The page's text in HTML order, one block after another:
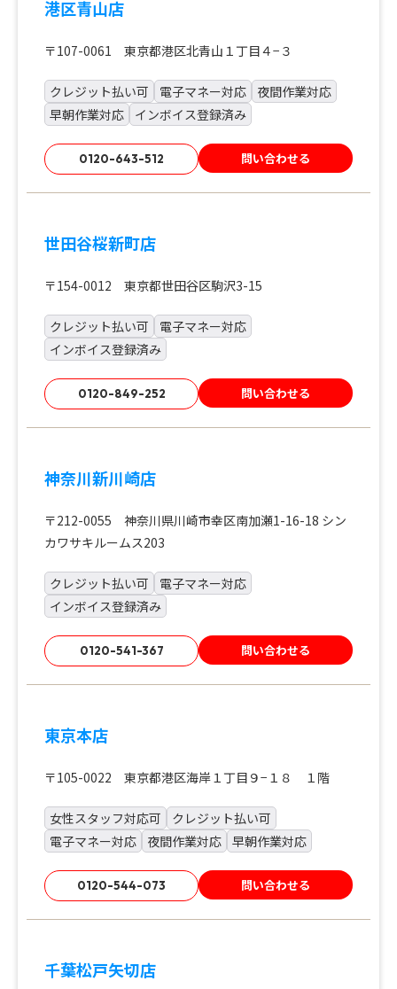
港区青山店
〒107-0061 東京都港区北青山１丁目４−３
クレジット払い可 電子マネー対応
夜間作業対応
早朝作業対応
インボイス登録済み
0120-643-512 問い合わせる
世田谷桜新町店
〒154-0012 東京都世田谷区駒沢3-15
クレジット払い可
電子マネー対応
インボイス登録済み
0120-849-252 問い合わせる
神奈川新川崎店
〒212-0055 神奈川県川崎市幸区南加瀬1-16-18 シン
カワサキルームス203
クレジット払い可
電子マネー対応
インボイス登録済み
0120-541-367 問い合わせる
東京本店
〒105-0022 東京都港区海岸１丁目９−１８ １階
女性スタッフ対応可
クレジット払い可
電子マネー対応
夜間作業対応 早朝作業対応
0120-544-073 問い合わせる
千葉松戸矢切店